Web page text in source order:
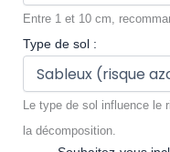
Entre 1 et 10 cm,
Type de sol :
Le type de sol influence le
la décomposition.